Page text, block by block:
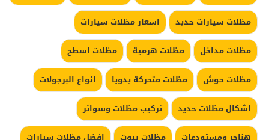
مظلات سيارات حديد
اسعار مظلات سيارات
مظلات مداخل
مظلات هرمية
مظلات اسطح
مظلات حوش
مظلات متحركة يدويا
انواع البرجولات
اشكال مظلات حديد
تركيب مظلات وسواتر